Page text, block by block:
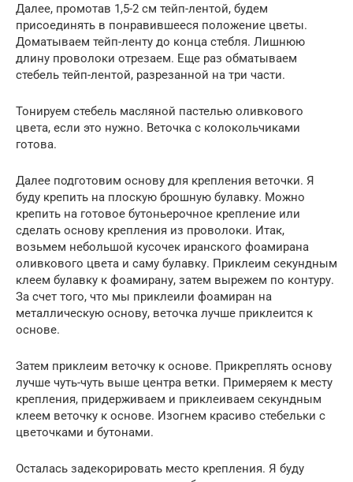
Далее, промотав 1,5-2 см тейп-лентой, будем
присоединять в понравившееся положение цветы.
Доматываем тейп-ленту до конца стебля. Лишнюю
длину проволоки отрезаем. Еще раз обматываем
стебель тейп-лентой, разрезанной на три части.
Тонируем стебель масляной пастелью оливкового
цвета, если это нужно. Веточка с колокольчиками
готова.
Далее подготовим основу для крепления веточки. Я
буду крепить на плоскую брошную булавку. Можно
крепить на готовое бутоньерочное крепление или
сделать основу крепления из проволоки. Итак,
возьмем небольшой кусочек иранского фоамирана
оливкового цвета и саму булавку. Приклеим секундным
клеем булавку к фоамирану, затем вырежем по контуру.
За счет того, что мы приклеили фоамиран на
металлическую основу, веточка лучше приклеится к
основе.
Затем приклеим веточку к основе. Прикреплять основу
лучше чуть-чуть выше центра ветки. Примеряем к месту
крепления, придерживаем и приклеиваем секундным
клеем веточку к основе. Изогнем красиво стебельки с
цветочками и бутонами.
Осталась задекорировать место крепления. Я буду